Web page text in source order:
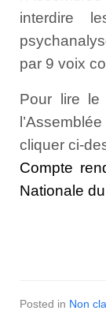
interdire
par 9 voix
Pour lire le
cliquer ci-
Compte
Nationale
Posted in Non